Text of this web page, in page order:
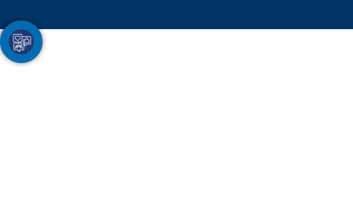
Youtube
Facebook
Twitter
TikTok
Instagram